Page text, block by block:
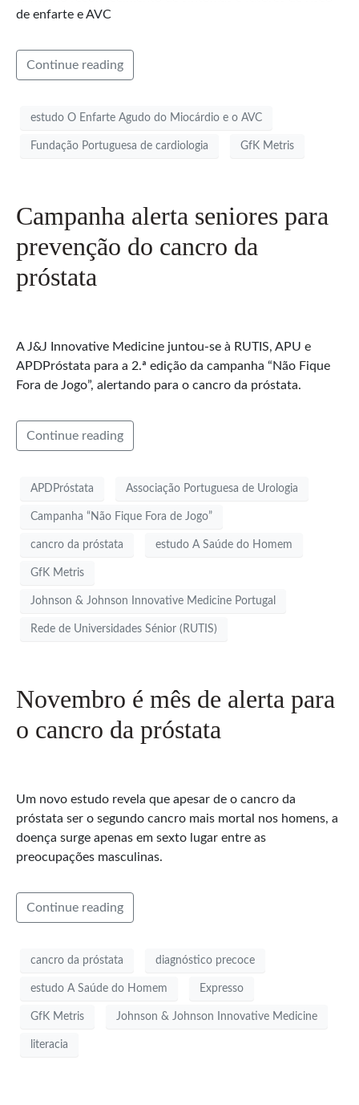
de enfarte e AVC
Continue reading
estudo O Enfarte Agudo do Miocárdio e o AVC
Fundação Portuguesa de cardiologia GfK Metris
Campanha alerta seniores para
prevenção do cancro da
próstata
A J&J Innovative Medicine juntou-se à RUTIS, APU e
APDPróstata para a 2.ª edição da campanha “Não Fique
Fora de Jogo”, alertando para o cancro da próstata.
Continue reading
APDPróstata Associação Portuguesa de Urologia
Campanha “Não Fique Fora de Jogo”
cancro da próstata estudo A Saúde do Homem
GfK Metris
Johnson & Johnson Innovative Medicine Portugal
Rede de Universidades Sénior (RUTIS)
Novembro é mês de alerta para
o cancro da próstata
Um novo estudo revela que apesar de o cancro da
próstata ser o segundo cancro mais mortal nos homens, a
doença surge apenas em sexto lugar entre as
preocupações masculinas.
Continue reading
cancro da próstata diagnóstico precoce
estudo A Saúde do Homem Expresso
GfK Metris Johnson & Johnson Innovative Medicine
literacia